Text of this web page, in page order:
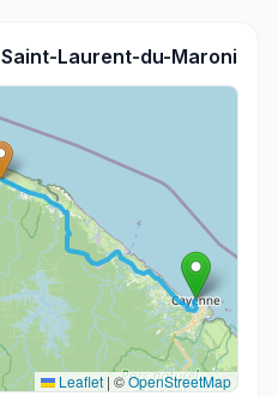
Saint-Laurent-du-Maroni
Leaflet | ©OpenStreetMap